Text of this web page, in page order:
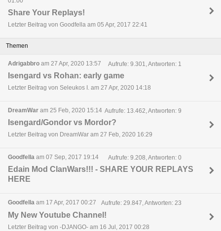
Share Your Replays!
Letzter Beitrag von Goodfella am 05 Apr, 2017 22:41
Themen
Adrigabbro am 27 Apr, 2020 13:57 Aufrufe: 9.301, Antworten: 1
Isengard vs Rohan: early game
Letzter Beitrag von Seleukos I. am 27 Apr, 2020 14:18
DreamWar am 25 Feb, 2020 15:14 Aufrufe: 13.462, Antworten: 9
Isengard/Gondor vs Mordor?
Letzter Beitrag von DreamWar am 27 Feb, 2020 16:29
Goodfella am 07 Sep, 2017 19:14 Aufrufe: 9.208, Antworten: 0
Edain Mod ClanWars!!! - SHARE YOUR REPLAYS
HERE
Goodfella am 17 Apr, 2017 00:27 Aufrufe: 29.847, Antworten: 23
My New Youtube Channel!
Letzter Beitrag von -DJANGO- am 16 Jul, 2017 00:28